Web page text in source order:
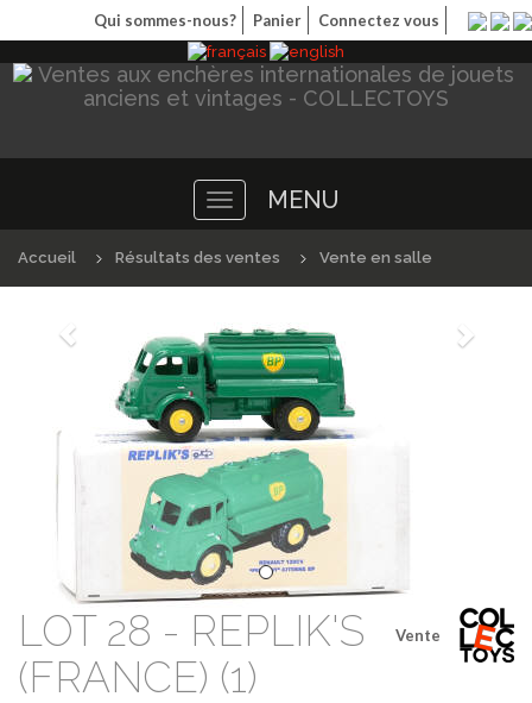
Qui sommes-nous? Panier Connectez vous
Toggle
navigation
MENU
Accueil Résultats des ventes Vente en salle
Précédént
Vente
LOT 28 - REPLIK'S
(FRANCE) (1)